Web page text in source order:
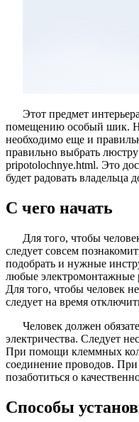
Этот предмет
помещению особый шик.
необходимо еще и
правильно выбрать
pripotolochnye.html. Это
будет радовать владельца
С чего начать
Для того, чтобы
следует совсем
подобрать и нужные
любые электромонтажные
Для того, чтобы человек
следует на время
Человек должен
электричества. Следует
При помощи клеммных
соединение проводов.
позаботиться о
Способы